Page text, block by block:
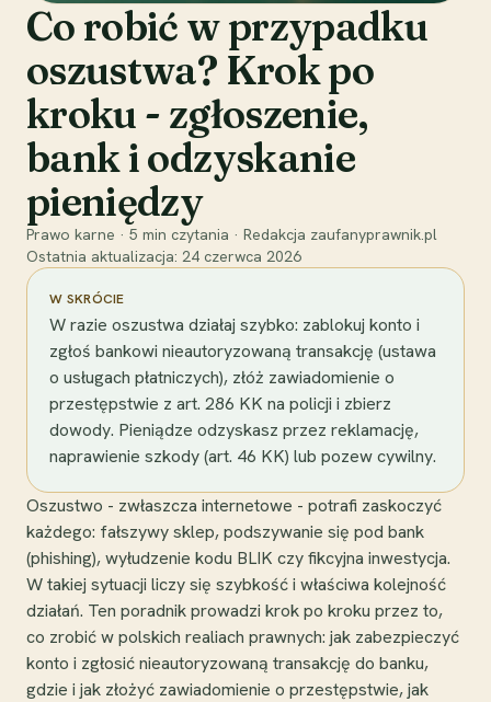
Co robić w przypadku
oszustwa? Krok po
kroku - zgłoszenie,
bank i odzyskanie
pieniędzy
Prawo karne · 5 min czytania · Redakcja zaufanyprawnik.pl
Ostatnia aktualizacja: 24 czerwca 2026
W SKRÓCIE
W razie oszustwa działaj szybko: zablokuj konto i
zgłoś bankowi nieautoryzowaną transakcję (ustawa
o usługach płatniczych), złóż zawiadomienie o
przestępstwie z art. 286 KK na policji i zbierz
dowody. Pieniądze odzyskasz przez reklamację,
naprawienie szkody (art. 46 KK) lub pozew cywilny.
Oszustwo - zwłaszcza internetowe - potrafi zaskoczyć
każdego: fałszywy sklep, podszywanie się pod bank
(phishing), wyłudzenie kodu BLIK czy fikcyjna inwestycja.
W takiej sytuacji liczy się szybkość i właściwa kolejność
działań. Ten poradnik prowadzi krok po kroku przez to,
co zrobić w polskich realiach prawnych: jak zabezpieczyć
konto i zgłosić nieautoryzowaną transakcję do banku,
gdzie i jak złożyć zawiadomienie o przestępstwie, jak